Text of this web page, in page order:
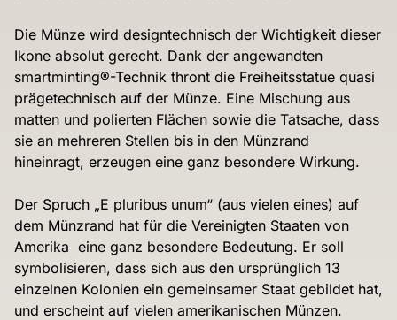
Die Münze wird designtechnisch der Wichtigkeit dieser
Ikone absolut gerecht. Dank der angewandten
smartminting®-Technik thront die Freiheitsstatue quasi
prägetechnisch auf der Münze. Eine Mischung aus
matten und polierten Flächen sowie die Tatsache, dass
sie an mehreren Stellen bis in den Münzrand
hineinragt, erzeugen eine ganz besondere Wirkung.
Der Spruch „E pluribus unum“ (aus vielen eines) auf
dem Münzrand hat für die Vereinigten Staaten von
Amerika eine ganz besondere Bedeutung. Er soll
symbolisieren, dass sich aus den ursprünglich 13
einzelnen Kolonien ein gemeinsamer Staat gebildet hat,
und erscheint auf vielen amerikanischen Münzen.